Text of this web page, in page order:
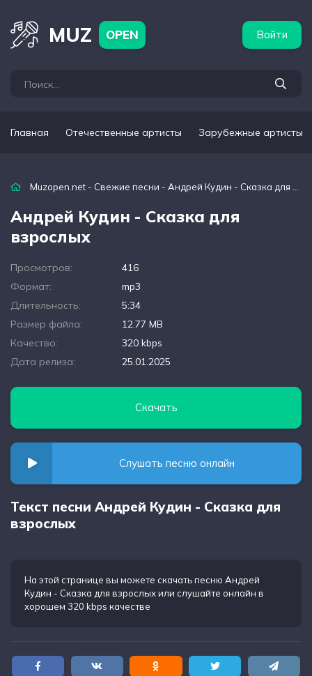
MUZ OPEN Войти
Главная Отечественные артисты Зарубежные артисты
Muzopen.net - Свежие песни - Андрей Кудин - Сказка для взрослых
Андрей Кудин - Сказка для
взрослых
Просмотров:
416
Формат:
mp3
Длительность:
5:34
Размер файла:
12.77 MB
Качество:
320 kbps
Дата релиза:
25.01.2025
Скачать
Слушать песню онлайн
Текст песни Андрей Кудин - Сказка для
взрослых
На этой странице вы можете скачать песню Андрей
Кудин - Сказка для взрослыхили слушайте онлайн в
хорошем 320 kbps качестве
артисты Популярные подборки